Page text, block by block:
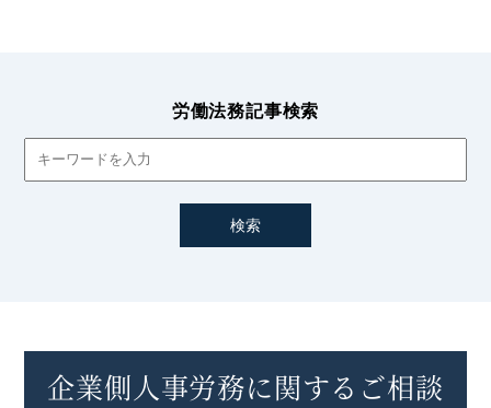
労働法務記事検索
企業側人事労務に関するご相談